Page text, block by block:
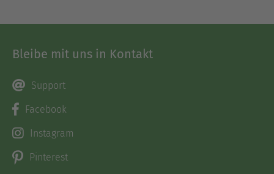
Bleibe mit uns in Kontakt
Support
Facebook
Instagram
Pinterest